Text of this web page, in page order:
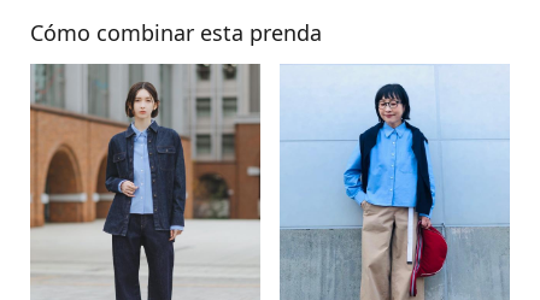
Cómo combinar esta prenda